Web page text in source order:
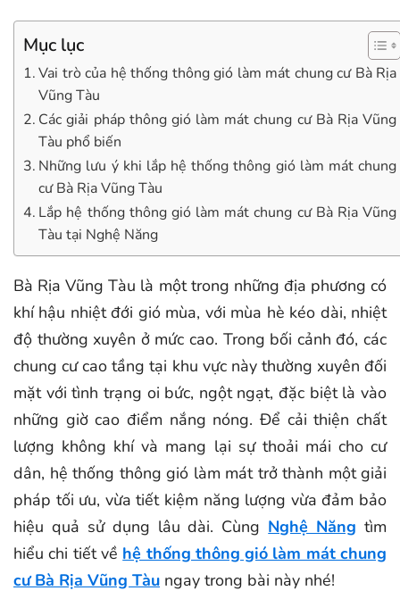
Mục lục
Vai trò của hệ thống thông gió làm mát chung cư Bà Rịa
Vũng Tàu
Các giải pháp thông gió làm mát chung cư Bà Rịa Vũng
Tàu phổ biến
Những lưu ý khi lắp hệ thống thông gió làm mát chung
cư Bà Rịa Vũng Tàu
Lắp hệ thống thông gió làm mát chung cư Bà Rịa Vũng
Tàu tại Nghệ Năng
Bà Rịa Vũng Tàu là một trong những địa phương có
khí hậu nhiệt đới gió mùa, với mùa hè kéo dài, nhiệt
độ thường xuyên ở mức cao. Trong bối cảnh đó, các
chung cư cao tầng tại khu vực này thường xuyên đối
mặt với tình trạng oi bức, ngột ngạt, đặc biệt là vào
những giờ cao điểm nắng nóng. Để cải thiện chất
lượng không khí và mang lại sự thoải mái cho cư
dân, hệ thống thông gió làm mát trở thành một giải
pháp tối ưu, vừa tiết kiệm năng lượng vừa đảm bảo
hiệu quả sử dụng lâu dài. Cùng Nghệ Năng tìm
hiểu chi tiết về hệ thống thông gió làm mát chung
cư Bà Rịa Vũng Tàu ngay trong bài này nhé!